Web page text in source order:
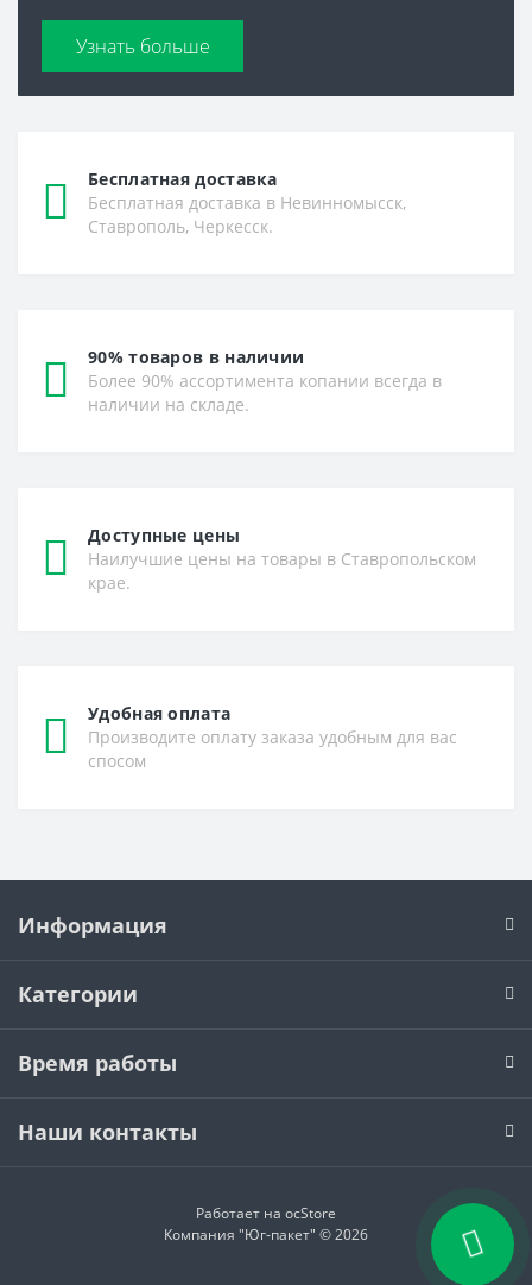
Узнать больше
Бесплатная доставка
Бесплатная доставка в Невинномысск,
Ставрополь, Черкесск.
90% товаров в наличии
Более 90% ассортимента копании всегда в
наличии на складе.
Доступные цены
Наилучшие цены на товары в Ставропольском
крае.
Удобная оплата
Производите оплату заказа удобным для вас
спосом
Информация
Категории
Время работы
Наши контакты
Работает на ocStore
Компания "Юг-пакет" © 2026